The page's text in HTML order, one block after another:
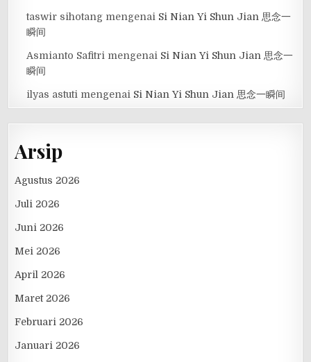
taswir sihotang mengenai Si Nian Yi Shun Jian 思念一
瞬间
Asmianto Safitri mengenai Si Nian Yi Shun Jian 思念一
瞬间
ilyas astuti mengenai Si Nian Yi Shun Jian 思念一瞬间
Arsip
Agustus 2026
Juli 2026
Juni 2026
Mei 2026
April 2026
Maret 2026
Februari 2026
Januari 2026